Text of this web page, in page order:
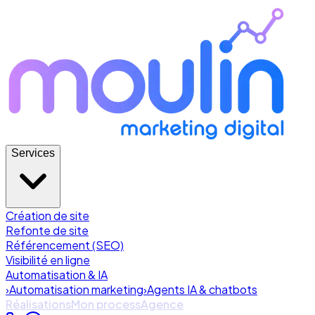
Services
Création de site
Refonte de site
Référencement (SEO)
Visibilité en ligne
Automatisation & IA
›Automatisation marketing›Agents IA & chatbots
RéalisationsMon processAgence